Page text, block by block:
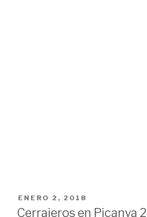
PUBLICADO
EL
ENERO 2, 2018
Cerrajeros en Picanya